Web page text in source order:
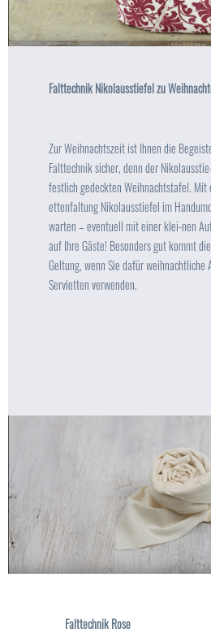
Falttechnik Nikolausstiefel zu
Zur Weihnachtszeit ist Ihnen die
Falttechnik sicher, denn der
festlich gedeckten Weihnachtstafel.
ettenfaltung Nikolausstiefel im
warten – eventuell mit einer klei-nen
auf Ihre Gäste! Besonders gut kommt
Geltung, wenn Sie dafür weihnachtliche
Servietten verwenden.
Falttechnik Rose